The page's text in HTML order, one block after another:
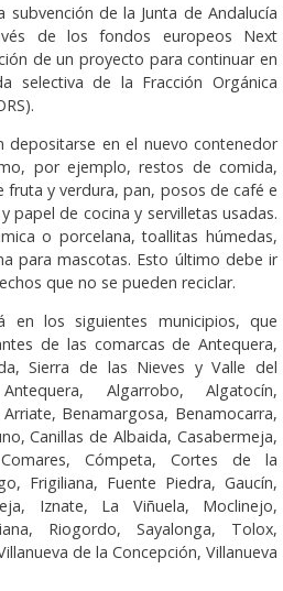
subvención de la Junta de Andalucía
de los fondos europeos Next
de un proyecto para continuar en
selectiva de la Fracción Orgánica
depositarse en el nuevo contenedor
por ejemplo, restos de comida,
fruta y verdura, pan, posos de café e
papel de cocina y servilletas usadas.
o porcelana, toallitas húmedas,
para mascotas. Esto último debe ir
que no se pueden reciclar.
en los siguientes municipios, que
de las comarcas de Antequera,
Sierra de las Nieves y Valle del
Algarrobo, Algatocín,
Benamargosa, Benamocarra,
Canillas de Albaida, Casabermeja,
Comares, Cómpeta, Cortes de la
Frigiliana, Fuente Piedra, Gaucín,
Iznate, La Viñuela, Moclinejo,
Riogordo, Sayalonga, Tolox,
de la Concepción, Villanueva